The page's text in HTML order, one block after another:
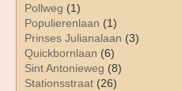
Pollweg (1)
Populierenlaan (1)
Prinses Julianalaan (3)
Quickbornlaan (6)
Sint Antonieweg (8)
Stationsstraat (26)